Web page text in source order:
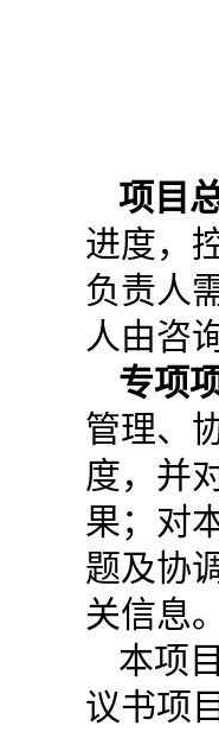
项目
进度，
负责人
人由咨
专项
管理、
度，并
果；对
题及协
关信息
本项
议书项